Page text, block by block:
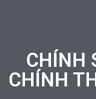
CHÍNH
CHÍNH